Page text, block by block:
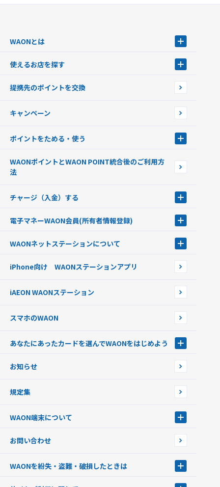
WAONとは
WAONを申込む
インターネット上でのお買い物について（ネット決済）
使えるお店を探す
店舗検索
イオン銀行ATM設置場所
提携先のポイントを交換
キャンペーン
ポイントをためる・使う
ポイントの有効期限について
WAONポイントとWAON POINT統合後のご利用方
法
チャージ（入金）する
現金でチャージする
銀行口座・ATMからチャージする
オートチャージ
ポイントからチャージする
チャージ上限金額の変更について
電子マネーWAON会員(所有者情報登録)
WAON POINTサービス会員登録に伴う個人データの共同利用のお知
WAONネットステーションについて
WAONネットステーションWAON端末について
iPhone向け WAONステーションアプリ
iAEON WAONステーション
スマホのWAON
あなたにあったカードを選んでWAONをはじめよう
フードバンク応援WAON
ご当地WAON
G.G WAON
WAONカード・WAONカードプラス
モバイルWAON
お知らせ
規定集
WAON端末について
WAONネットステーション
新型WAONステーション
お問い合わせ
WAONを紛失・盗難・破損したときは